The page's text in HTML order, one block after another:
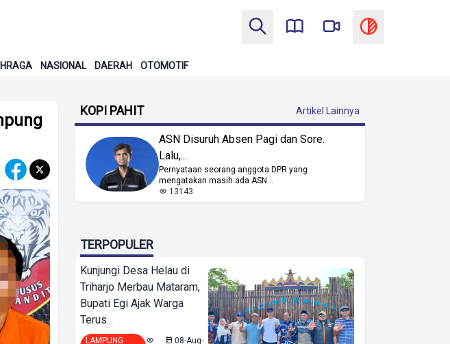
NASIONAL DAERAH OTOMOTIF
KOPI PAHIT Artikel Lainnya
ASN Disuruh Absen Pagi dan Sore.
Lalu,...
Pernyataan seorang anggota DPR yang
mengatakan masih ada ASN...
13143
TERPOPULER
Kunjungi Desa Helau di
Triharjo Merbau Mataram,
Bupati Egi Ajak Warga
Terus...
LAMPUNG
08-Aug-